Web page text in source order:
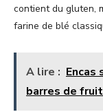
contient du gluten,
farine de blé
A lire : Encas
barres de